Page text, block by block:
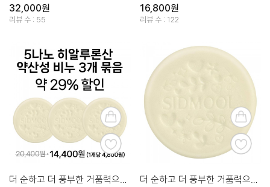
32,000원
리뷰 수 : 55
16,800원
리뷰 수 : 122